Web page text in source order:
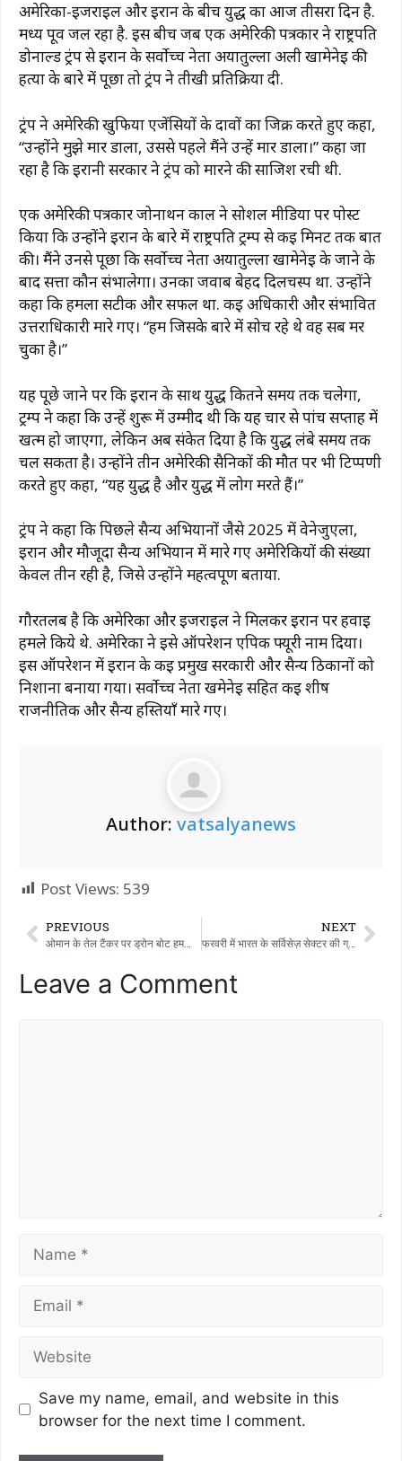
अमेरिका-इजराइल और ईरान के बीच युद्ध का आज तीसरा दिन है.
मध्य पूर्व जल रहा है. इस बीच जब एक अमेरिकी पत्रकार ने राष्ट्रपति
डोनाल्ड ट्रंप से ईरान के सर्वोच्च नेता अयातुल्ला अली खामेनेई की
हत्या के बारे में पूछा तो ट्रंप ने तीखी प्रतिक्रिया दी.
ट्रंप ने अमेरिकी खुफिया एजेंसियों के दावों का जिक्र करते हुए कहा,
“उन्होंने मुझे मार डाला, उससे पहले मैंने उन्हें मार डाला।” कहा जा
रहा है कि ईरानी सरकार ने ट्रंप को मारने की साजिश रची थी.
एक अमेरिकी पत्रकार जोनाथन कार्ल ने सोशल मीडिया पर पोस्ट
किया कि उन्होंने ईरान के बारे में राष्ट्रपति ट्रम्प से कई मिनट तक बात
की। मैंने उनसे पूछा कि सर्वोच्च नेता अयातुल्ला खामेनेई के जाने के
बाद सत्ता कौन संभालेगा। उनका जवाब बेहद दिलचस्प था. उन्होंने
कहा कि हमला सटीक और सफल था. कई अधिकारी और संभावित
उत्तराधिकारी मारे गए। “हम जिसके बारे में सोच रहे थे वह सब मर
चुका है।”
यह पूछे जाने पर कि ईरान के साथ युद्ध कितने समय तक चलेगा,
ट्रम्प ने कहा कि उन्हें शुरू में उम्मीद थी कि यह चार से पांच सप्ताह में
खत्म हो जाएगा, लेकिन अब संकेत दिया है कि युद्ध लंबे समय तक
चल सकता है। उन्होंने तीन अमेरिकी सैनिकों की मौत पर भी टिप्पणी
करते हुए कहा, “यह युद्ध है और युद्ध में लोग मरते हैं।”
ट्रंप ने कहा कि पिछले सैन्य अभियानों जैसे 2025 में वेनेजुएला,
ईरान और मौजूदा सैन्य अभियान में मारे गए अमेरिकियों की संख्या
केवल तीन रही है, जिसे उन्होंने महत्वपूर्ण बताया.
गौरतलब है कि अमेरिका और इजराइल ने मिलकर ईरान पर हवाई
हमले किये थे. अमेरिका ने इसे ऑपरेशन एपिक फ्यूरी नाम दिया।
इस ऑपरेशन में ईरान के कई प्रमुख सरकारी और सैन्य ठिकानों को
निशाना बनाया गया। सर्वोच्च नेता खमेनेई सहित कई शीर्ष
राजनीतिक और सैन्य हस्तियाँ मारे गए।
Author: vatsalyanews
Post Views: 539
PREVIOUS
ओमान के तेल टैंकर पर ड्रोन बोट हमला, एक भारतीय की मौत
NEXT
फरवरी में भारत के सर्विसेज़ सेक्टर की ग्रोथ धीमी रही…!!!
Leave a Comment
Save my name, email, and website in this
browser for the next time I comment.